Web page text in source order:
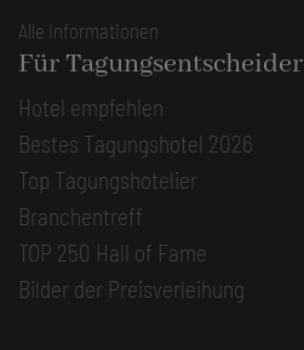
Alle Informationen
Für Tagungsentscheider
Hotel empfehlen
Bestes Tagungshotel 2026
Top Tagungshotelier
Branchentreff
TOP 250 Hall of Fame
Bilder der Preisverleihung